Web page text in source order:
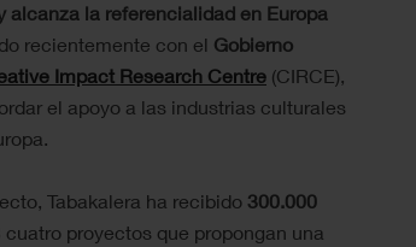
alcanza la referencialidad en Europa
recientemente con el Gobierno
Impact Research Centre (CIRCE),
el apoyo a las industrias culturales
Tabakalera ha recibido 300.000
proyectos que propongan una